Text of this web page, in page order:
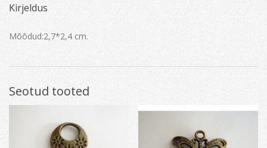
Kirjeldus
Mõõdud:2,7*2,4 cm.
Seotud tooted